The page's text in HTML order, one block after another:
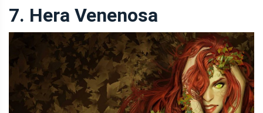
7. Hera Venenosa